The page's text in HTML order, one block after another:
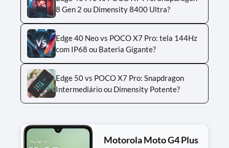
8 Gen 2 ou Dimensity 8400 Ultra?
Edge 40 Neo vs POCO X7 Pro: tela 144Hz
com IP68 ou Bateria Gigante?
Edge 50 vs POCO X7 Pro: Snapdragon
Intermediário ou Dimensity Potente?
Motorola Moto G4 Plus